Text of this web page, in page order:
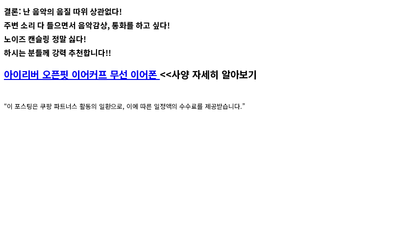
결론: 난 음악의 음질 따위 상관없다!
주변 소리 다 들으면서 음악감상, 통화를 하고 싶다!
노이즈 캔슬링 정말 싫다!
하시는 분들께 강력 추천합니다!!
아이리버 오픈핏 이어커프 무선 이어폰 <<사양 자세히 알아보기
“이 포스팅은 쿠팡 파트너스 활동의 일환으로, 이에 따른 일정액의 수수료를 제공받습니다.”